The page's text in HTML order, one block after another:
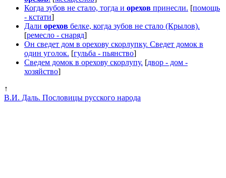
Когда зубов не стало, тогда и орехов принесли. [помощь
- кстати]
Дали орехов белке, когда зубов не стало (Крылов).
[ремесло - снаряд]
Он сведет дом в орехову скорлупку. Сведет домок в
один уголок. [гульба - пьянство]
Сведем домок в орехову скорлупу. [двор - дом -
хозяйство]
↑
В.И. Даль. Пословицы русского народа